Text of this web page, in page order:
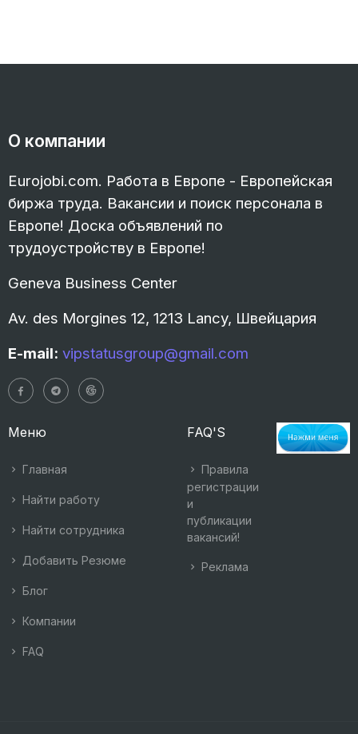
О компании
Eurojobi.com. Работа в Европе - Европейская
биржа труда. Вакансии и поиск персонала в
Европе! Доска объявлений по
трудоустройству в Европе!
Geneva Business Center
Av. des Morgines 12, 1213 Lancy, Швейцария
E-mail: vipstatusgroup@gmail.com
Меню
Главная
Найти работу
Найти сотрудника
Добавить Резюме
Блог
Компании
FAQ
FAQ'S
Правила
регистрации
и
публикации
вакансий!
Реклама